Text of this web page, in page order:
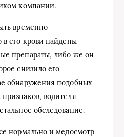
компании.
временно
в его крови найдены
препараты, либо же он
снизило его
обнаружения подобных
водителя
обследование.
нормально и медосмотр